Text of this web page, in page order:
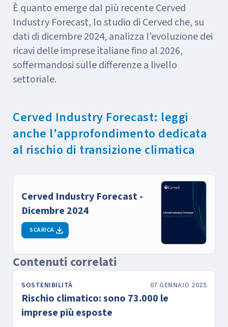
È quanto emerge dal più recente Cerved
Industry Forecast, lo studio di Cerved che, su
dati di dicembre 2024, analizza l’evoluzione dei
ricavi delle imprese italiane fino al 2026,
soffermandosi sulle differenze a livello
settoriale.
Cerved Industry Forecast: leggi
anche l'approfondimento dedicata
al rischio di transizione climatica
Cerved Industry Forecast -
Dicembre 2024
SCARICA
Contenuti correlati
SOSTENIBILITÀ 07 GENNAIO 2025
Rischio climatico: sono 73.000 le
imprese più esposte